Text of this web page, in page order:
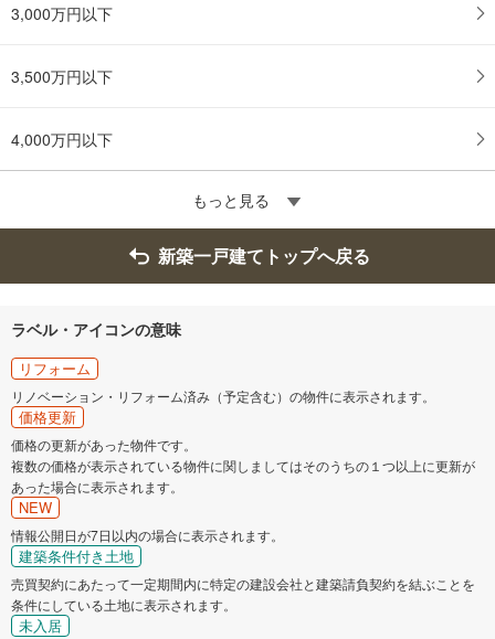
3,000万円以下
3,500万円以下
4,000万円以下
もっと見る
新築一戸建てトップへ戻る
ラベル・アイコンの意味
リフォーム
リノベーション・リフォーム済み（予定含む）の物件に表示されます。
価格更新
価格の更新があった物件です。
複数の価格が表示されている物件に関しましてはそのうちの１つ以上に更新が
あった場合に表示されます。
NEW
情報公開日が7日以内の場合に表示されます。
建築条件付き土地
売買契約にあたって一定期間内に特定の建設会社と建築請負契約を結ぶことを
条件にしている土地に表示されます。
未入居